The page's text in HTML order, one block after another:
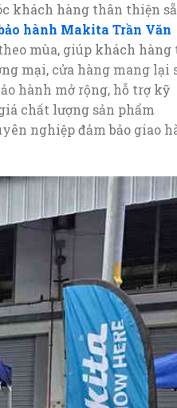
khách hàng thân thiện
hành Makita Trần Văn
mùa, giúp khách hàng
mại, cửa hàng mang lại
hành mở rộng, hỗ trợ kỹ
chất lượng sản phẩm
nghiệp đảm bảo giao